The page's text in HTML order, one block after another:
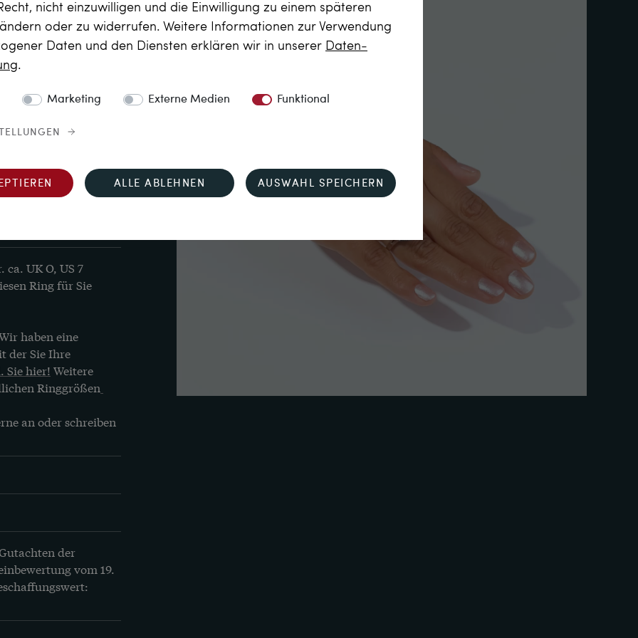
im Sternschliff,
1,15 ct, Feines
bis vvsi
zus. 0,29 ct, Feines
„750“
UK O, US 7
Ring für Sie
haben eine
der Sie Ihre
Sie hier! Weitere
Ringgrößen
an oder schreiben
der
vom 19.
nicht einzuwilligen und die Einwilligung zu einem späteren
oder zu widerrufen. Weitere Informationen zur Verwendung
Daten und den Diensten erklären wir in unserer Daten­
.
Marketing Externe Medien Funktional
ALLE ABLEHNEN AUSWAHL SPEICHERN